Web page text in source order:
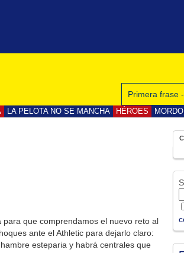
Primera frase
LA PELOTA NO SE MANCHA HÉROES
que comprendamos el nuevo reto al
ante el Athletic para dejarlo claro:
esteparia y habrá centrales que